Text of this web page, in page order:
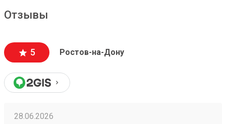
Отзывы
5 Ростов-на-Дону
28.06.2026